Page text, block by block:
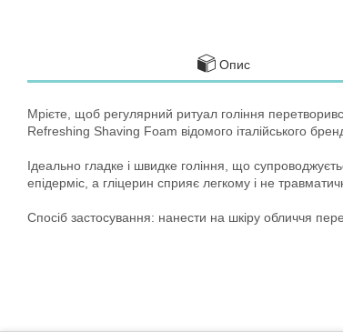
Опис
Мрієте, щоб регулярний ритуал гоління
Refreshing Shaving Foam відомого італійського
Ідеально гладке і швидке гоління, що
епідерміс, а гліцерин сприяє легкому і не
Спосіб застосування: нанести на шкіру обличчя